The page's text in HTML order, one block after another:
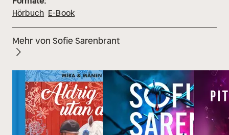
Hörbuch E-Book
Mehr von Sofie Sarenbrant